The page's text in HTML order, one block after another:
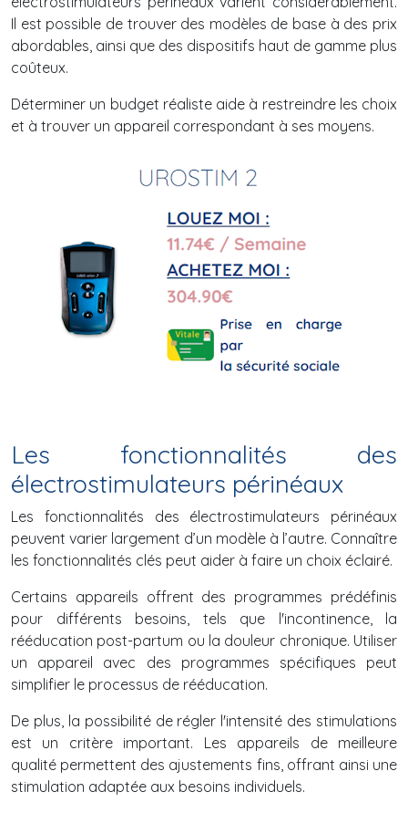
Il est possible de trouver des modèles de base à des prix
abordables, ainsi que des dispositifs haut de gamme plus
coûteux.
Déterminer un budget réaliste aide à restreindre les choix
et à trouver un appareil correspondant à ses moyens.
Les fonctionnalités des
électrostimulateurs périnéaux
Les fonctionnalités des électrostimulateurs périnéaux
peuvent varier largement d’un modèle à l’autre. Connaître
les fonctionnalités clés peut aider à faire un choix éclairé.
Certains appareils offrent des programmes prédéfinis
pour différents besoins, tels que l'incontinence, la
rééducation post-partum ou la douleur chronique. Utiliser
un appareil avec des programmes spécifiques peut
simplifier le processus de rééducation.
De plus, la possibilité de régler l'intensité des stimulations
est un critère important. Les appareils de meilleure
qualité permettent des ajustements fins, offrant ainsi une
stimulation adaptée aux besoins individuels.